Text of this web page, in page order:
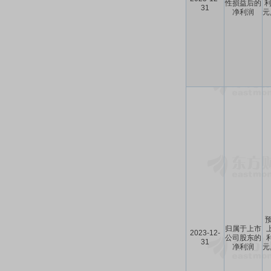
31
性损益后的
净利润
2023-12-
31
归属于上市
公司股东的
净利润